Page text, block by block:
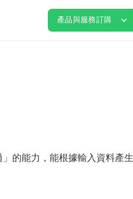
產品與服務訂購 expand_more
的能力，能根據輸入資料產